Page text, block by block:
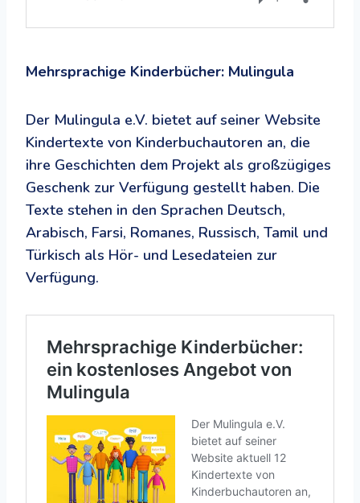
Mehrsprachige Kinderbücher: Mulingula
Der Mulingula e.V. bietet auf seiner Website
Kindertexte von Kinderbuchautoren an, die
ihre Geschichten dem Projekt als großzügiges
Geschenk zur Verfügung gestellt haben. Die
Texte stehen in den Sprachen Deutsch,
Arabisch, Farsi, Romanes, Russisch, Tamil und
Türkisch als Hör- und Lesedateien zur
Verfügung.